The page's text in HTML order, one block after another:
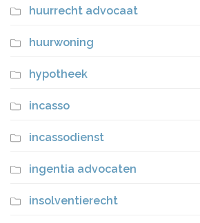
huurrecht advocaat
huurwoning
hypotheek
incasso
incassodienst
ingentia advocaten
insolventierecht